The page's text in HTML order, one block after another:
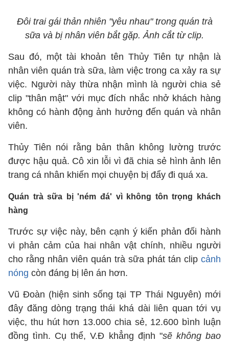
Đôi trai gái thản nhiên "yêu nhau" trong quán trà
sữa và bị nhân viên bắt gặp. Ảnh cắt từ clip.
Sau đó, một tài khoản tên Thủy Tiên tự nhận là
nhân viên quán trà sữa, làm việc trong ca xảy ra sự
việc. Người này thừa nhận mình là người chia sẻ
clip "thân mật" với mục đích nhắc nhở khách hàng
không có hành động ảnh hưởng đến quán và nhân
viên.
Thủy Tiên nói rằng bản thân không lường trước
được hậu quả. Cô xin lỗi vì đã chia sẻ hình ảnh lên
trang cá nhân khiến mọi chuyện bị đẩy đi quá xa.
Quán trà sữa bị 'ném đá' vì không tôn trọng khách
hàng
Trước sự việc này, bên cạnh ý kiến phản đối hành
vi phản cảm của hai nhân vật chính, nhiều người
cho rằng nhân viên quán trà sữa phát tán clip cảnh
nóng còn đáng bị lên án hơn.
Vũ Đoàn (hiện sinh sống tại TP Thái Nguyên) mới
đây đăng dòng trạng thái khá dài liên quan tới vụ
việc, thu hút hơn 13.000 chia sẻ, 12.600 bình luận
đồng tình. Cụ thể, V.Đ khẳng định "sẽ không bao